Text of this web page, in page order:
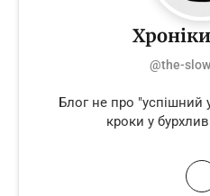
@the-
Блог не про "успішний
кроки у